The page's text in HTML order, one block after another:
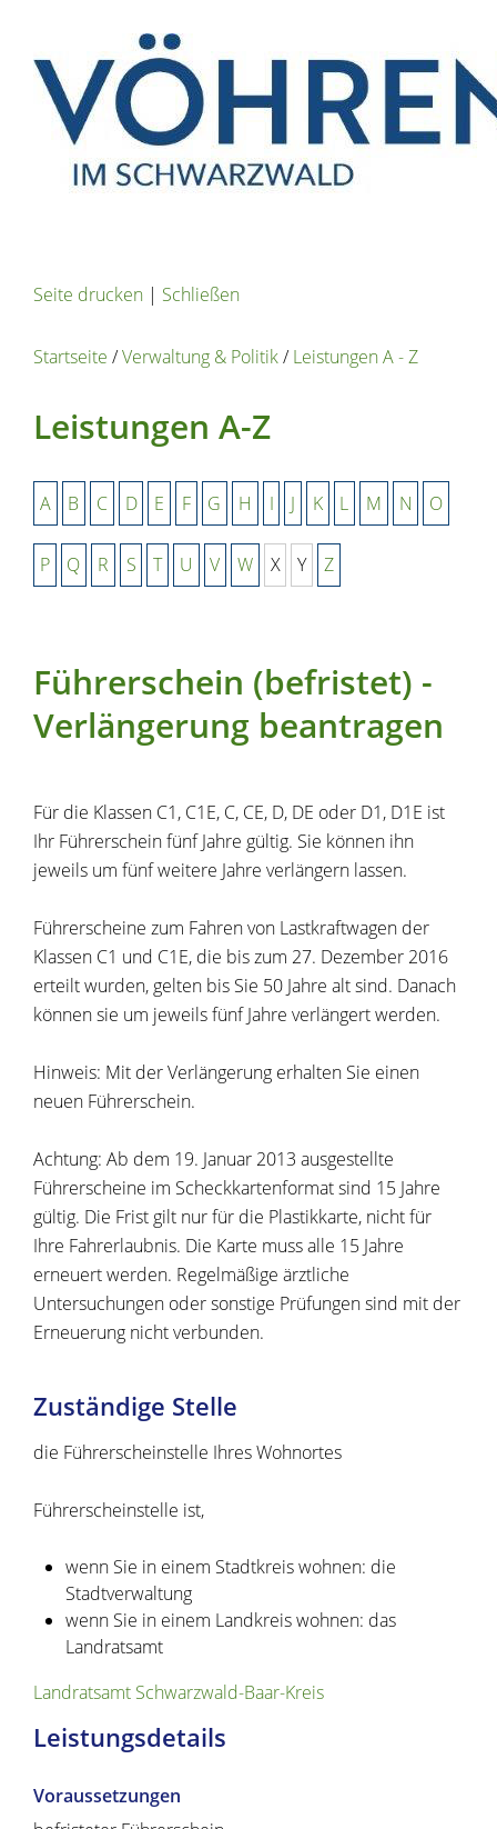
Seite drucken | Schließen
Startseite /Verwaltung & Politik/Leistungen A - Z
Leistungen A-Z
A B C D E F G H I J K L M N O
P Q R S T U V W X Y Z
Führerschein (befristet) -
Verlängerung beantragen
Für die Klassen C1, C1E, C, CE, D, DE oder D1, D1E ist
Ihr Führerschein fünf Jahre gültig. Sie können ihn
jeweils um fünf weitere Jahre verlängern lassen.
Führerscheine zum Fahren von Lastkraftwagen der
Klassen C1 und C1E, die bis zum 27. Dezember 2016
erteilt wurden, gelten bis Sie 50 Jahre alt sind. Danach
können sie um jeweils fünf Jahre verlängert werden.
Hinweis: Mit der Verlängerung erhalten Sie einen
neuen Führerschein.
Achtung: Ab dem 19. Januar 2013 ausgestellte
Führerscheine im Scheckkartenformat sind 15 Jahre
gültig. Die Frist gilt nur für die Plastikkarte, nicht für
Ihre Fahrerlaubnis. Die Karte muss alle 15 Jahre
erneuert werden. Regelmäßige ärztliche
Untersuchungen oder sonstige Prüfungen sind mit der
Erneuerung nicht verbunden.
Zuständige Stelle
die Führerscheinstelle Ihres Wohnortes
Führerscheinstelle ist,
wenn Sie in einem Stadtkreis wohnen: die
Stadtverwaltung
wenn Sie in einem Landkreis wohnen: das
Landratsamt
Landratsamt Schwarzwald-Baar-Kreis
Leistungsdetails
Voraussetzungen